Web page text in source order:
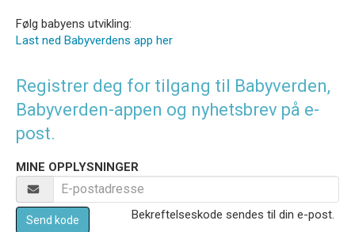
Følg babyens utvikling:
Last ned Babyverdens app her
Registrer deg for tilgang til Babyverden,
Babyverden-appen og nyhetsbrev på e-
post.
MINE OPPLYSNINGER
Send kode Bekreftelseskode sendes til din e-post.